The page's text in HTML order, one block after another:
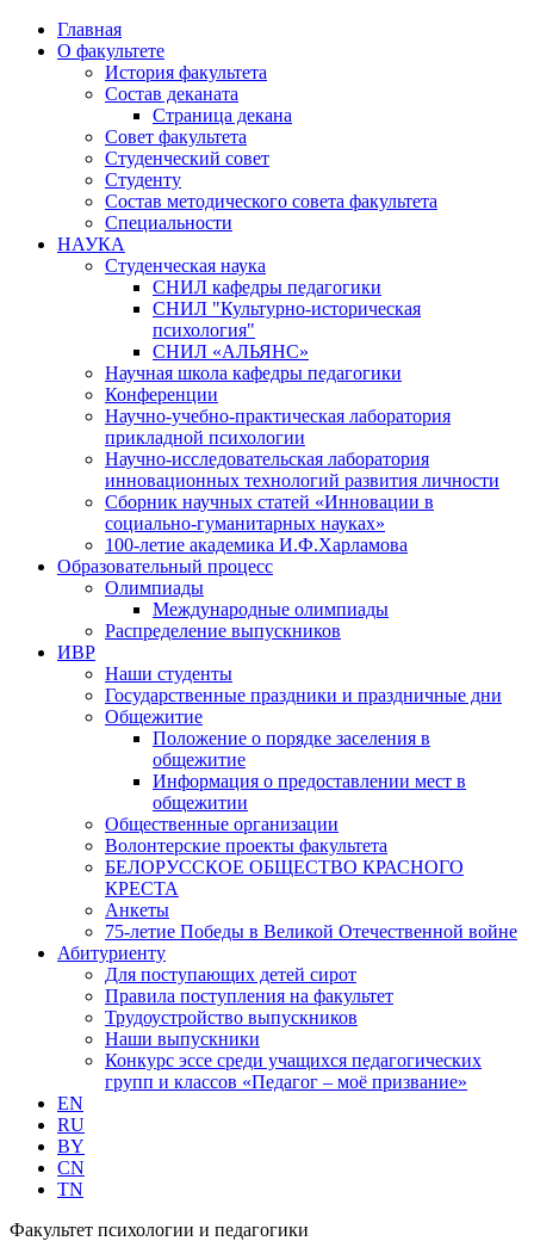
Главная
О факультете
История факультета
Состав деканата
Страница декана
Совет факультета
Студенческий совет
Студенту
Состав методического совета факультета
Специальности
НАУКА
Студенческая наука
СНИЛ кафедры педагогики
СНИЛ "Культурно-историческая
психология"
СНИЛ «АЛЬЯНС»
Научная школа кафедры педагогики
Конференции
Научно-учебно-практическая лаборатория
прикладной психологии
Научно-исследовательская лаборатория
инновационных технологий развития личности
Сборник научных статей «Инновации в
социально-гуманитарных науках»
100-летие академика И.Ф.Харламова
Образовательный процесс
Олимпиады
Международные олимпиады
Распределение выпускников
ИВР
Наши студенты
Государственные праздники и праздничные дни
Общежитие
Положение о порядке заселения в
общежитие
Информация о предоставлении мест в
общежитии
Общественные организации
Волонтерские проекты факультета
БЕЛОРУССКОЕ ОБЩЕСТВО КРАСНОГО
КРЕСТА
Анкеты
75-летие Победы в Великой Отечественной войне
Абитуриенту
Для поступающих детей сирот
Правила поступления на факультет
Трудоустройство выпускников
Наши выпускники
Конкурс эссе среди учащихся педагогических
групп и классов «Педагог – моё призвание»
EN
RU
BY
CN
TN
Факультет психологии и педагогики